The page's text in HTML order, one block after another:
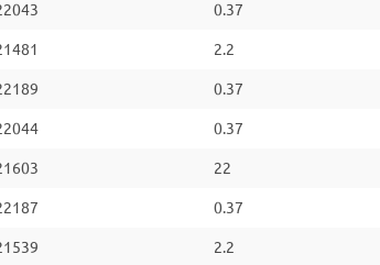
0.37
2.2
0.37
0.37
22
0.37
2.2